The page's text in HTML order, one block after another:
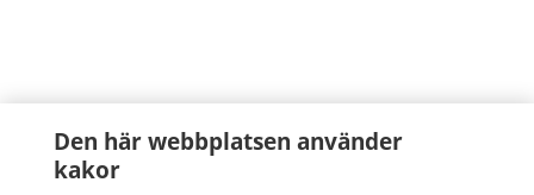
Den här webbplatsen använder
kakor